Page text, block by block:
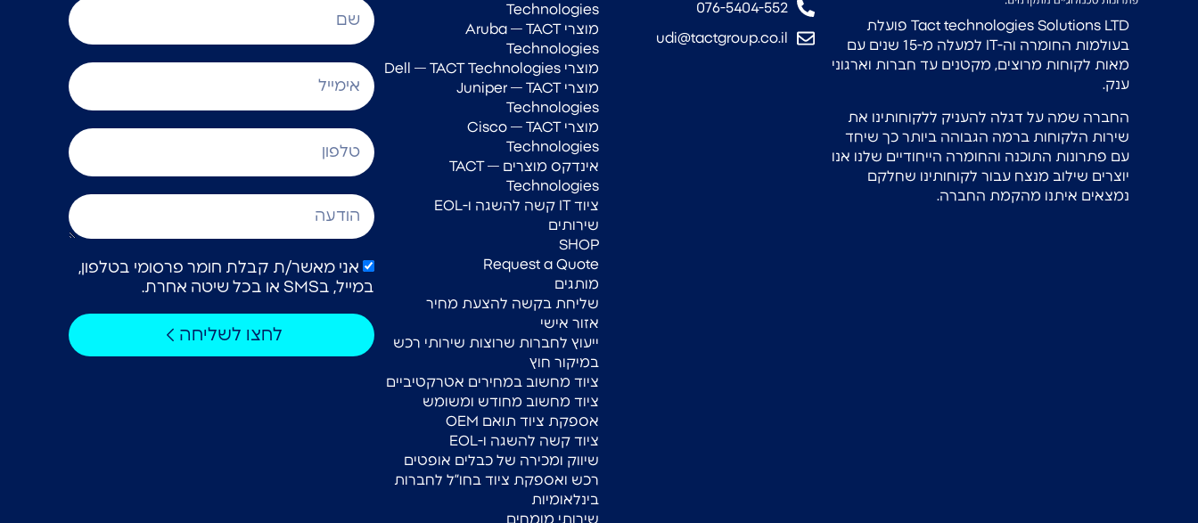
אני מאשר/ת קבלת חומר פרסומי בטלפון,
במייל, בSMS או בכל שיטה אחרת.
לחצו לשליחה
Technologies
מוצרי Aruba — TACT
Technologies
מוצרי Dell — TACT Technologies
מוצרי Juniper — TACT
Technologies
מוצרי Cisco — TACT
Technologies
אינדקס מוצרים — TACT
Technologies
ציוד IT קשה להשגה ו-EOL
שירותים
SHOP
Request a Quote
מותגים
שליחת בקשה להצעת מחיר
אזור אישי
ייעוץ לחברות שרוצות שירותי רכש
במיקור חוץ
ציוד מחשוב במחירים אטרקטיביים
ציוד מחשוב מחודש ומשומש
אספקת ציוד תואם OEM
ציוד קשה להשגה ו-EOL
שיווק ומכירה של כבלים אופטים
רכש ואספקת ציוד בחו”ל לחברות
בינלאומיות
שירותי מומחים
076-5404-552
udi@tactgroup.co.il
Tact technologies Solutions LTD פועלת
בעולמות החומרה וה-IT למעלה מ-15 שנים עם
מאות לקוחות מרוצים, מקטנים עד חברות וארגוני
ענק.
החברה שמה על דגלה להעניק ללקוחותינו את
שירות הלקוחות ברמה הגבוהה ביותר כך שיחד
עם פתרונות התוכנה והחומרה הייחודיים שלנו אנו
יוצרים שילוב מנצח עבור לקוחותינו שחלקם
נמצאים איתנו מהקמת החברה.